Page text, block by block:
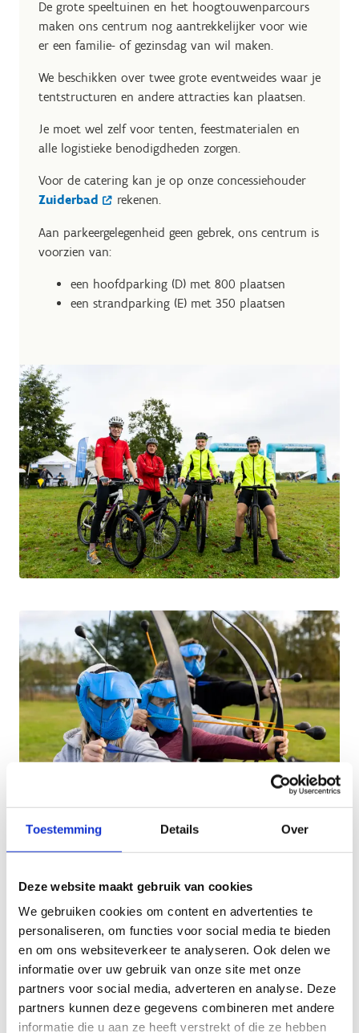
Toestemming Details Over
Deze website maakt gebruik van cookies
We gebruiken cookies om content en advertenties te
personaliseren, om functies voor social media te bieden
en om ons websiteverkeer te analyseren. Ook delen we
informatie over uw gebruik van onze site met onze
partners voor social media, adverteren en analyse. Deze
partners kunnen deze gegevens combineren met andere
informatie die u aan ze heeft verstrekt of die ze hebben
De grote speeltuinen en het hoogtouwenparcours
maken ons centrum nog aantrekkelijker voor wie
er een familie- of gezinsdag van wil maken.
We beschikken over twee grote eventweides waar je
tentstructuren en andere attracties kan plaatsen.
Je moet wel zelf voor tenten, feestmaterialen en
alle logistieke benodigdheden zorgen.
Voor de catering kan je op onze concessiehouder
Zuiderbad
rekenen.
Aan parkeergelegenheid geen gebrek, ons centrum is
voorzien van:
een hoofdparking (D) met 800 plaatsen
een strandparking (E) met 350 plaatsen
Een multifunctioneel terrein
Wij beschikken over twee grote open ruimtes voor
feesten en events:
Eventweide (120m x 70m)
Sportweide (150m x 65m)
Voor teambuildings kan je ook het grasterrein van
het sportimonium huren. Het terrein meet 60 m x